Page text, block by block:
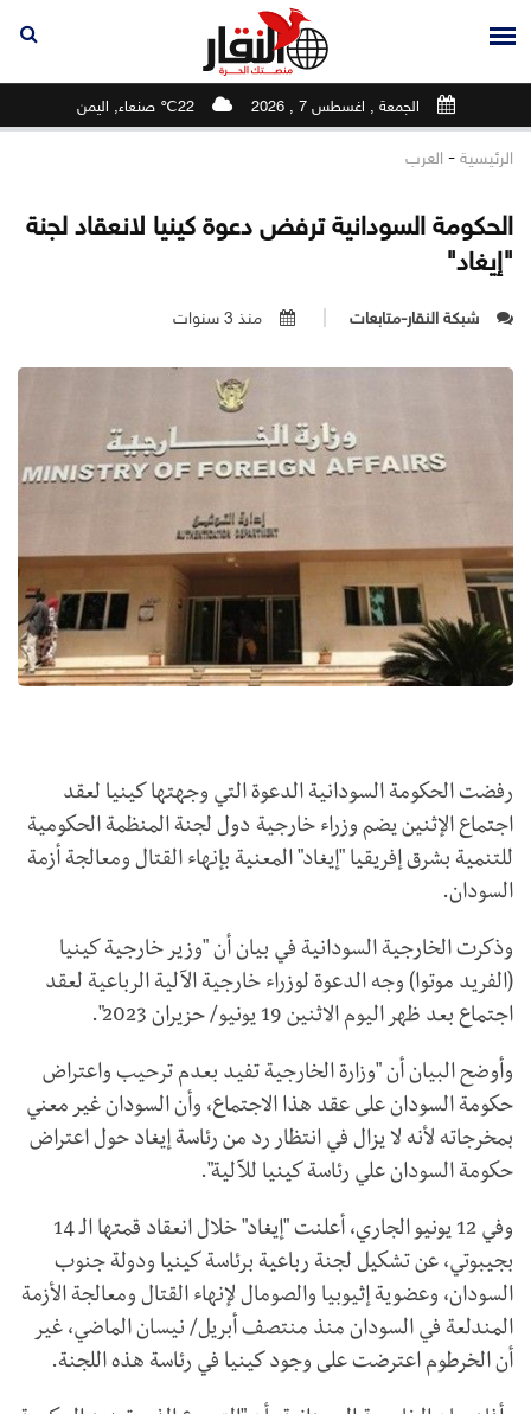
الجمعة , اغسطس 7 , 2026 22℃ صنعاء, اليمن
الرئيسية - العرب
الحكومة السودانية ترفض دعوة كينيا لانعقاد لجنة
"إيغاد"
شبكة النقار-متابعات منذ 3 سنوات
رفضت الحكومة السودانية الدعوة التي وجهتها كينيا لعقد
اجتماع الإثنين يضم وزراء خارجية دول لجنة المنظمة الحكومية
للتنمية بشرق إفريقيا "إيغاد" المعنية بإنهاء القتال ومعالجة أزمة
السودان.
وذكرت الخارجية السودانية في بيان أن "وزير خارجية كينيا
(الفريد موتوا) وجه الدعوة لوزراء خارجية الآلية الرباعية لعقد
اجتماع بعد ظهر اليوم الاثنين 19 يونيو/ حزيران 2023".
وأوضح البيان أن "وزارة الخارجية تفيد بعدم ترحيب واعتراض
حكومة السودان على عقد هذا الاجتماع، وأن السودان غير معني
بمخرجاته لأنه لا يزال في انتظار رد من رئاسة إيغاد حول اعتراض
حكومة السودان علي رئاسة كينيا للآلية".
وفي 12 يونيو الجاري، أعلنت "إيغاد" خلال انعقاد قمتها الـ 14
بجيبوتي، عن تشكيل لجنة رباعية برئاسة كينيا ودولة جنوب
السودان، وعضوية إثيوبيا والصومال لإنهاء القتال ومعالجة الأزمة
المندلعة في السودان منذ منتصف أبريل/ نيسان الماضي، غير
أن الخرطوم اعترضت على وجود كينيا في رئاسة هذه اللجنة.